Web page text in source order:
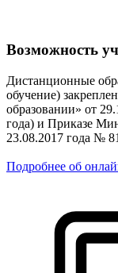
Возможность
Дистанционные
обучение)
образовании» от
года) и Приказе
23.08.2017 года №
Подробнее об